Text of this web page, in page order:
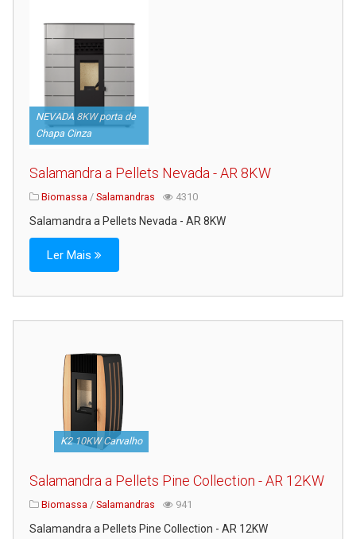
NEVADA 8KW porta de
Chapa Cinza
Salamandra a Pellets Nevada - AR 8KW
Biomassa / Salamandras 4310
Salamandra a Pellets Nevada - AR 8KW
Ler Mais
K2 10KW Carvalho
Salamandra a Pellets Pine Collection - AR 12KW
Biomassa / Salamandras 941
Salamandra a Pellets Pine Collection - AR 12KW